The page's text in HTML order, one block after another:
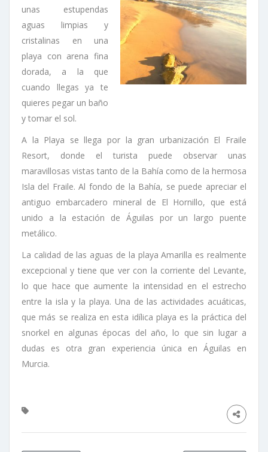
unas estupendas
aguas limpias y
cristalinas en una
playa con arena fina
dorada, a la que
cuando llegas ya te
quieres pegar un baño
y tomar el sol.
A la Playa se llega por la gran urbanización El Fraile
Resort, donde el turista puede observar unas
maravillosas vistas tanto de la Bahía como de la hermosa
Isla del Fraile. Al fondo de la Bahía, se puede apreciar el
antiguo embarcadero mineral de El Hornillo, que está
unido a la estación de Águilas por un largo puente
metálico.
La calidad de las aguas de la playa Amarilla es realmente
excepcional y tiene que ver con la corriente del Levante,
lo que hace que aumente la intensidad en el estrecho
entre la isla y la playa. Una de las actividades acuáticas,
que más se realiza en esta idílica playa es la práctica del
snorkel en algunas épocas del año, lo que sin lugar a
dudas es otra gran experiencia única en Águilas en
Murcia.